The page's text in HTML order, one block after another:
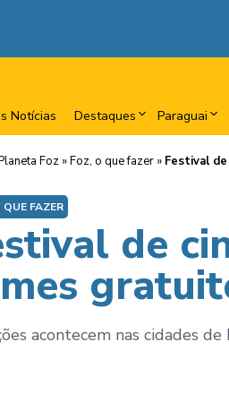
Notícias Destaques Paraguai
Foz »Foz, o que fazer » Festival
QUE FAZER
de
acontecem nas cidades